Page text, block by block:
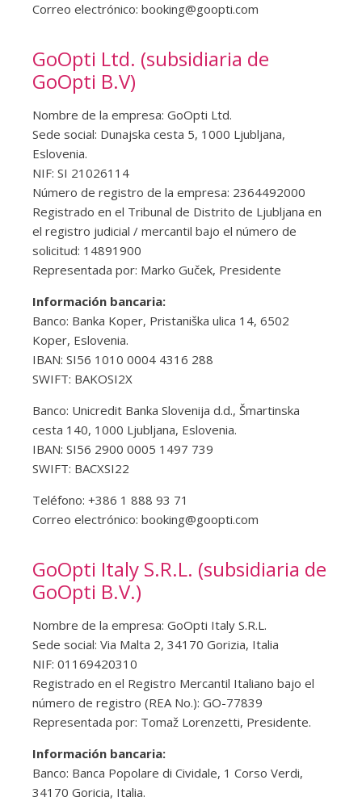
Correo electrónico: booking@goopti.com
GoOpti Ltd. (subsidiaria de
GoOpti B.V)
Nombre de la empresa: GoOpti Ltd.
Sede social: Dunajska cesta 5, 1000 Ljubljana,
Eslovenia.
NIF: SI 21026114
Número de registro de la empresa: 2364492000
Registrado en el Tribunal de Distrito de Ljubljana en
el registro judicial / mercantil bajo el número de
solicitud: 14891900
Representada por: Marko Guček, Presidente
Información bancaria:
Banco: Banka Koper, Pristaniška ulica 14, 6502
Koper, Eslovenia.
IBAN: SI56 1010 0004 4316 288
SWIFT: BAKOSI2X
Banco: Unicredit Banka Slovenija d.d., Šmartinska
cesta 140, 1000 Ljubljana, Eslovenia.
IBAN: SI56 2900 0005 1497 739
SWIFT: BACXSI22
Teléfono: +386 1 888 93 71
Correo electrónico: booking@goopti.com
GoOpti Italy S.R.L. (subsidiaria de
GoOpti B.V.)
Nombre de la empresa: GoOpti Italy S.R.L.
Sede social: Via Malta 2, 34170 Gorizia, Italia
NIF: 01169420310
Registrado en el Registro Mercantil Italiano bajo el
número de registro (REA No.): GO-77839
Representada por: Tomaž Lorenzetti, Presidente.
Información bancaria:
Banco: Banca Popolare di Cividale, 1 Corso Verdi,
34170 Goricia, Italia.